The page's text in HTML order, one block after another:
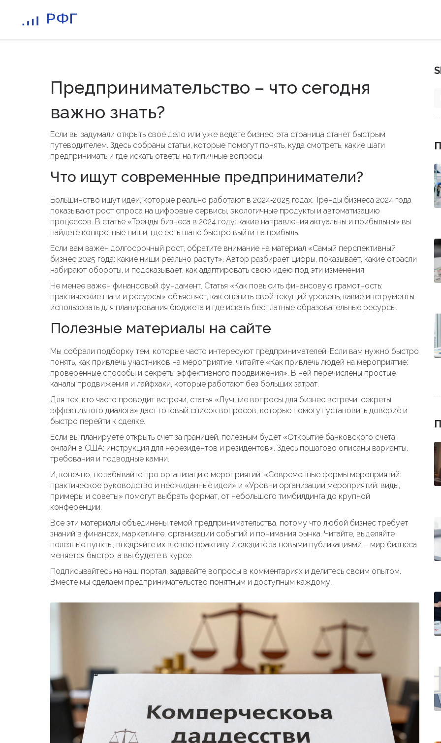
Предпринимательство – что сегодня
важно знать?
Если вы задумали открыть свое дело или уже ведете бизнес, эта страница станет быстрым
путеводителем. Здесь собраны статьи, которые помогут понять, куда смотреть, какие шаги
предпринимать и где искать ответы на типичные вопросы.
Что ищут современные предприниматели?
Большинство ищут идеи, которые реально работают в 2024‑2025 годах. Тренды бизнеса 2024 года
показывают рост спроса на цифровые сервисы, экологичные продукты и автоматизацию
процессов. В статье «Тренды бизнеса в 2024 году: какие направления актуальны и прибыльны» вы
найдете конкретные ниши, где есть шанс быстро выйти на прибыль.
Если вам важен долгосрочный рост, обратите внимание на материал «Самый перспективный
бизнес 2025 года: какие ниши реально растут». Автор разбирает цифры, показывает, какие отрасли
набирают обороты, и подсказывает, как адаптировать свою идею под эти изменения.
Не менее важен финансовый фундамент. Статья «Как повысить финансовую грамотность:
практические шаги и ресурсы» объясняет, как оценить свой текущий уровень, какие инструменты
использовать для планирования бюджета и где искать бесплатные образовательные ресурсы.
Полезные материалы на сайте
Мы собрали подборку тем, которые часто интересуют предпринимателей. Если вам нужно быстро
понять, как привлечь участников на мероприятие, читайте «Как привлечь людей на мероприятие:
проверенные способы и секреты эффективного продвижения». В ней перечислены простые
каналы продвижения и лайфхаки, которые работают без больших затрат.
Для тех, кто часто проводит встречи, статья «Лучшие вопросы для бизнес встречи: секреты
эффективного диалога» даст готовый список вопросов, которые помогут установить доверие и
быстро перейти к сделке.
Если вы планируете открыть счет за границей, полезным будет «Открытие банковского счета
онлайн в США: инструкция для нерезидентов и резидентов». Здесь пошагово описаны варианты,
требования и подводные камни.
И, конечно, не забывайте про организацию мероприятий: «Современные формы мероприятий:
практическое руководство и неожиданные идеи» и «Уровни организации мероприятий: виды,
примеры и советы» помогут выбрать формат, от небольшого тимбилдинга до крупной
конференции.
Все эти материалы объединены темой предпринимательства, потому что любой бизнес требует
знаний в финансах, маркетинге, организации событий и понимания рынка. Читайте, выделяйте
полезные пункты, внедряйте их в свою практику и следите за новыми публикациями – мир бизнеса
меняется быстро, а вы будете в курсе.
Подписывайтесь на наш портал, задавайте вопросы в комментариях и делитесь своим опытом.
Вместе мы сделаем предпринимательство понятным и доступным каждому.